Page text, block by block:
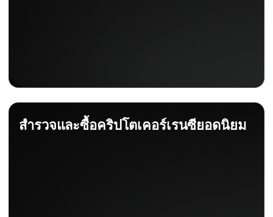
สำรวจและซื้อคริปโตเคอร์เรนซียอดนิยม